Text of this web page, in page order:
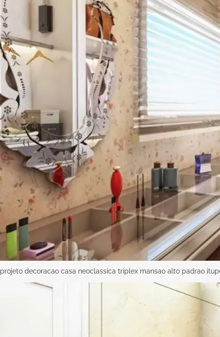
projeto decoracao casa neoclassica triplex mansao alto padrao